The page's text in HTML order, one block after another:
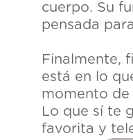
cuerpo. Su
pensada
Finalmente,
está en lo
momento de
Lo que sí te
favorita y